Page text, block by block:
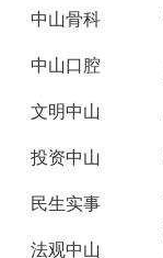
中山骨科
中山口腔
文明中山
投资中山
民生实事
法观中山